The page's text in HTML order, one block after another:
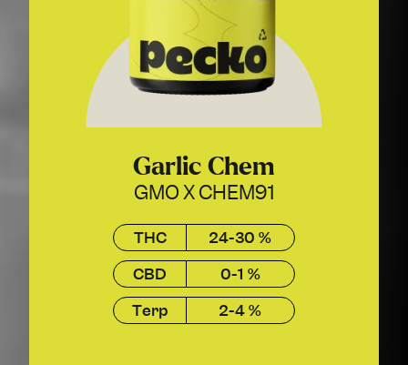
Garlic Chem
GMO X CHEM91
THC
24-30 %
CBD
0-1 %
Terp
2-4 %